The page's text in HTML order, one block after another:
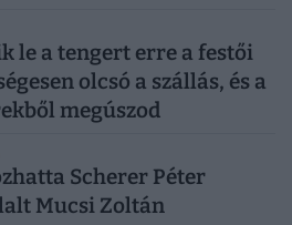
le a tengert erre a festői
olcsó a szállás, és a
megúszod
Scherer Péter
Mucsi Zoltán